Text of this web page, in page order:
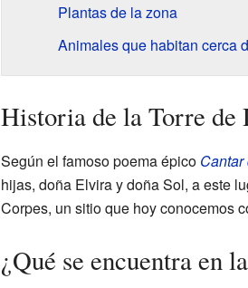
Plantas de la zona
Animales que habitan cerca
Historia de la Torre de
Según el famoso poema épico
hijas, doña Elvira y doña Sol, a este
Corpes, un sitio que hoy conocemos
¿Qué se encuentra en